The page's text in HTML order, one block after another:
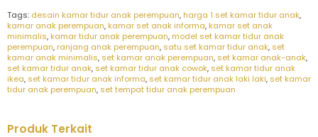
Tags: desain kamar tidur anak perempuan, harga 1 set kamar tidur anak,
kamar anak perempuan, kamar set anak informa, kamar set anak
minimalis, kamar tidur anak perempuan, model set kamar tidur anak
perempuan, ranjang anak perempuan, satu set kamar tidur anak, set
kamar anak minimalis, set kamar anak perempuan, set kamar anak-anak,
set kamar tidur anak, set kamar tidur anak cowok, set kamar tidur anak
ikea, set kamar tidur anak informa, set kamar tidur anak laki laki, set kamar
tidur anak perempuan, set tempat tidur anak perempuan
Produk Terkait